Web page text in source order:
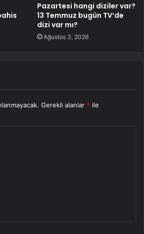
Pazartesi hangi diziler var?
13 Temmuz bugün TV’de
dizi var mı?
Ağustos 3, 2026
Gerekli alanlar * ile